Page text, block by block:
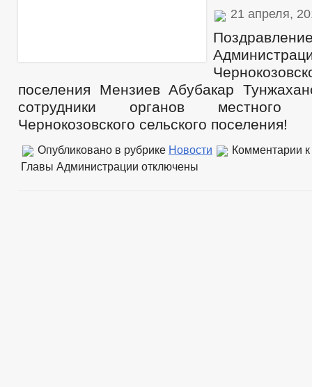
21 апреля,
поселения Мензиев Абубакар
сотрудники органов местного
Чернокозовского сельского поселения!
Опубликовано в рубрике Новости Комментарии
Главы Администрации отключены